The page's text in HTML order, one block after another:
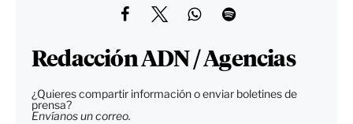
Redacción ADN / Agencias
¿Quieres compartir información o enviar boletines de
prensa?
Envíanos un correo.